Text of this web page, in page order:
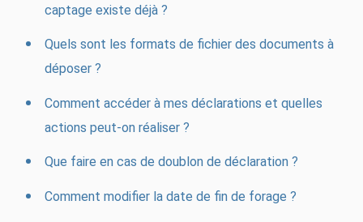
captage existe déjà ?
Quels sont les formats de fichier des documents à
déposer ?
Comment accéder à mes déclarations et quelles
actions peut-on réaliser ?
Que faire en cas de doublon de déclaration ?
Comment modifier la date de fin de forage ?